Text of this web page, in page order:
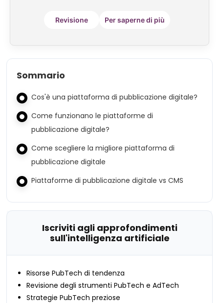
Revisione Per saperne di più
Sommario
Cos'è una piattaforma di pubblicazione digitale?
Come funzionano le piattaforme di
pubblicazione digitale?
Come scegliere la migliore piattaforma di
pubblicazione digitale
Piattaforme di pubblicazione digitale vs CMS
Iscriviti agli approfondimenti
sull'intelligenza artificiale
Risorse PubTech di tendenza
Revisione degli strumenti PubTech e AdTech
Strategie PubTech preziose